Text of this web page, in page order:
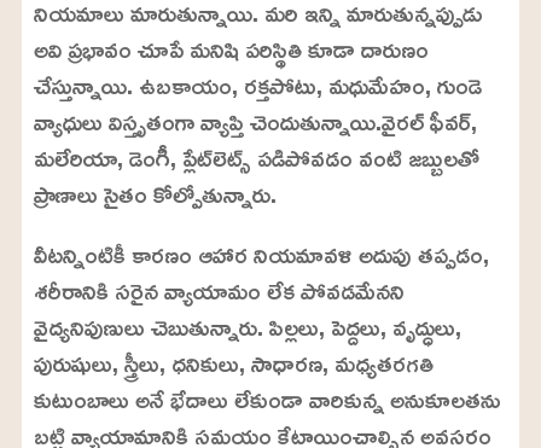
నియమాలు మారుతున్నాయి. మరి ఇన్ని మారుతున్నప్పుడు
అవి ప్రభావం చూపే మనిషి పరిస్థితి కూడా దారుణం
చేస్తున్నాయి. ఉబకాయం, రక్తపోటు, మధుమేహం, గుండె
వ్యాధులు విస్తృతంగా వ్యాప్తి చెందుతున్నాయి.వైరల్‌ ఫీవర్‌,
మలేరియా, డెంగీ, ప్లేట్‌లెట్స్‌ పడిపోవడం వంటి జబ్బులతో
ప్రాణాలు సైతం కోల్పోతున్నారు.
వీటన్నింటికీ కారణం ఆహార నియమావళి అదుపు తప్పడం,
శరీరానికి సరైన వ్యాయామం లేక పోవడమేనని
వైద్యనిపుణులు చెబుతున్నారు. పిల్లలు, పెద్దలు, వృద్ధులు,
పురుషులు, స్త్రీలు, ధనికులు, సాధారణ, మధ్యతరగతి
కుటుంబాలు అనే భేదాలు లేకుండా వారికున్న అనుకూలతను
బట్టి వ్యాయామానికి సమయం కేటాయించాల్సిన అవసరం